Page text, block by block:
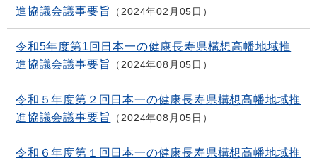
進協議会議事要旨
2024年02月05日
令和5年度第1回日本一の健康長寿県構想高幡地域推
進協議会議事要旨
2024年08月05日
令和５年度第２回日本一の健康長寿県構想高幡地域推
進協議会議事要旨
2024年08月05日
令和６年度第１回日本一の健康長寿県構想高幡地域推